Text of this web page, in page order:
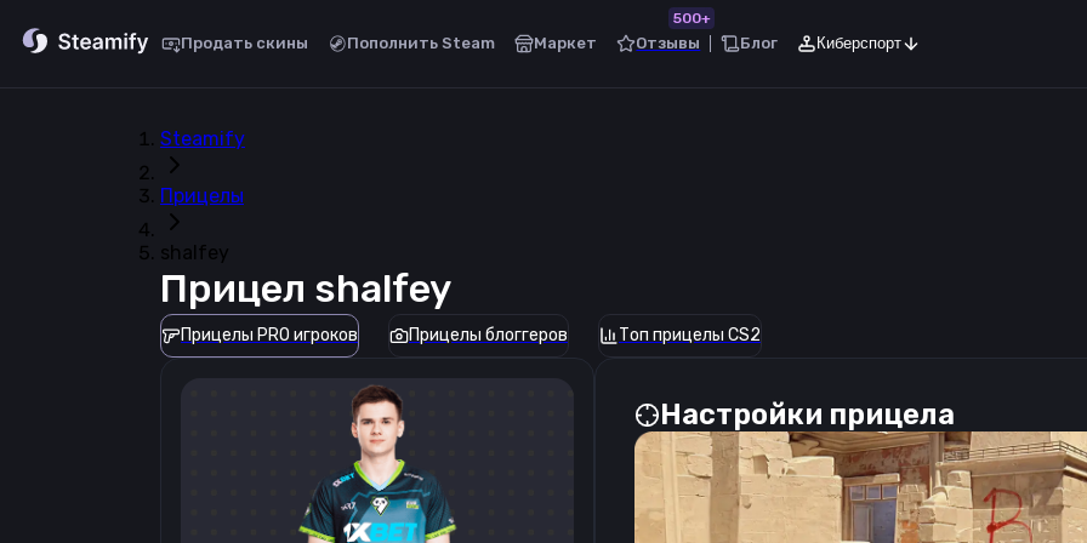
Продать скины Пополнить Steam Маркет Отзывы
500+
Блог Киберспорт
Steamify
Прицелы
shalfey
Прицел shalfey
Прицелы PRO игроков Прицелы блоггеров Топ прицелы CS2
Настройки прицела